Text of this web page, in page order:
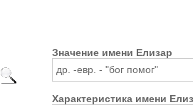
Значение имени Елизар
др. -евр. - "бог помог"
Характеристика имени